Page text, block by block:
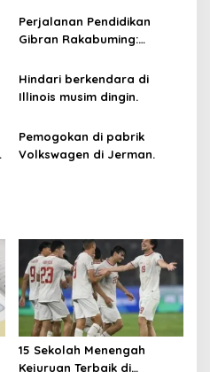
Hasil Ujian Tulis Berbasis
Komputer
Perjalanan Pendidikan
Gibran Rakabuming:
Hindari berkendara di
Illinois musim dingin.
Pemogokan di pabrik
Volkswagen di Jerman.
15 Sekolah Menengah
Kejuruan Terbaik di